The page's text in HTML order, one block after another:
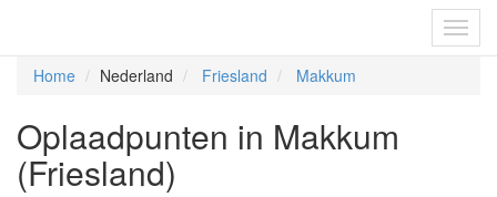
Home Nederland Friesland Makkum
Oplaadpunten in Makkum
(Friesland)